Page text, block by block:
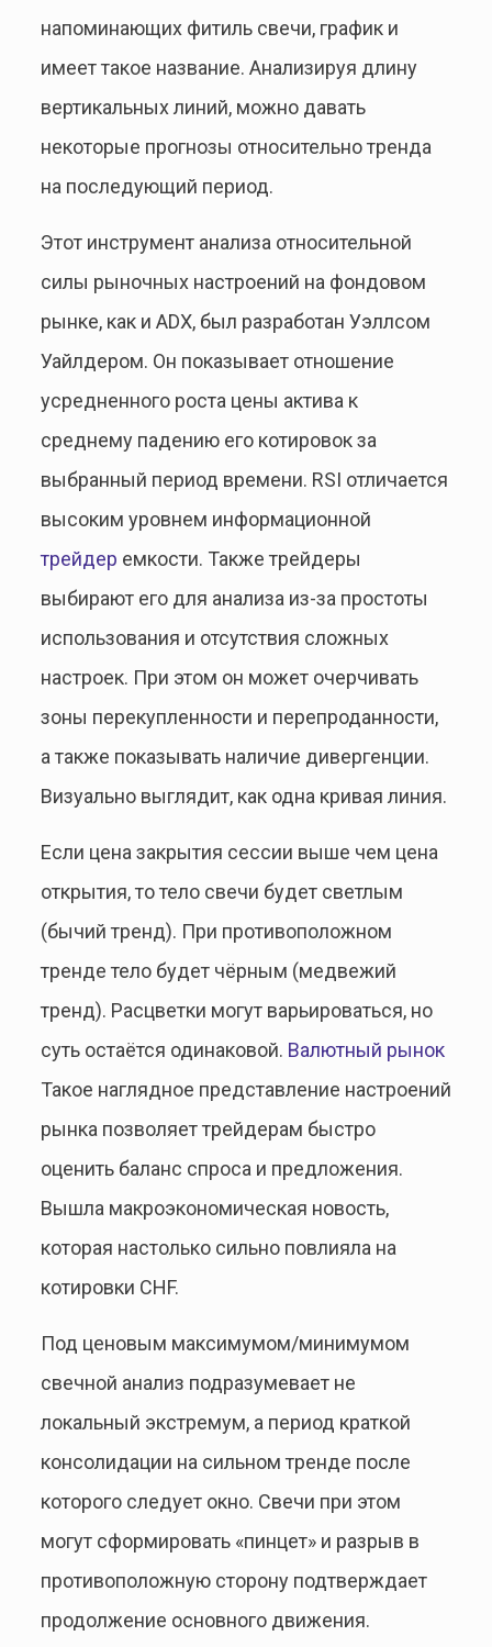
напоминающих фитиль свечи, график и
имеет такое название. Анализируя длину
вертикальных линий, можно давать
некоторые прогнозы относительно тренда
на последующий период.
Этот инструмент анализа относительной
силы рыночных настроений на фондовом
рынке, как и ADX, был разработан Уэллсом
Уайлдером. Он показывает отношение
усредненного роста цены актива к
среднему падению его котировок за
выбранный период времени. RSI отличается
высоким уровнем информационной
трейдер емкости. Также трейдеры
выбирают его для анализа из-за простоты
использования и отсутствия сложных
настроек. При этом он может очерчивать
зоны перекупленности и перепроданности,
а также показывать наличие дивергенции.
Визуально выглядит, как одна кривая линия.
Если цена закрытия сессии выше чем цена
открытия, то тело свечи будет светлым
(бычий тренд). При противоположном
тренде тело будет чёрным (медвежий
тренд). Расцветки могут варьироваться, но
суть остаётся одинаковой. Валютный рынок
Такое наглядное представление настроений
рынка позволяет трейдерам быстро
оценить баланс спроса и предложения.
Вышла макроэкономическая новость,
которая настолько сильно повлияла на
котировки CHF.
Под ценовым максимумом/минимумом
свечной анализ подразумевает не
локальный экстремум, а период краткой
консолидации на сильном тренде после
которого следует окно. Свечи при этом
могут сформировать «пинцет» и разрыв в
противоположную сторону подтверждает
продолжение основного движения.